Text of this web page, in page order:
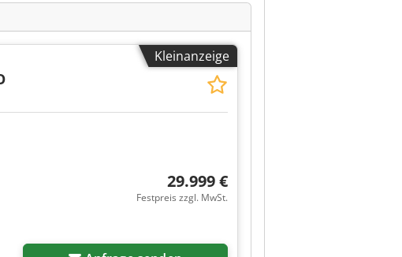
Kleinanzeige
29.999 €
Festpreis zzgl. MwSt.